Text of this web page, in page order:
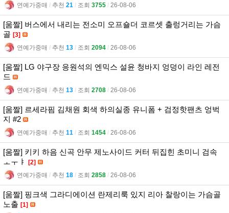
연예가중매 l 추천 21 l 조회 3755 l 26-08-06
[움짤] 버스에서 내리는 전소미 오프숄더 코르셋 출렁거리는 가슴
골 [3]
연예가중매 l 추천 13 l 조회 2094 l 26-08-06
[움짤] LG 야구장 응원석의 엔믹스 설윤 청바지 엉덩이 라인 레전
드
연예가중매 l 추천 13 l 조회 2708 l 26-08-06
[움짤] 르세라핌 김채원 회색 하의실종 유니폼 + 검정핫팬츠 엉벅
지 #2
연예가중매 l 추천 11 l 조회 1454 l 26-08-06
[움짤] 키키 하음 신곡 안무 제노사이드 커터 뒤집힌 초미니 검속
ㅗㅜㅑ
[2]
연예가중매 l 추천 18 l 조회 2858 l 26-08-06
[움짤] 핑크색 그라디에이션 란제리룩 있지 리아 찰랑이는 가슴골
노출 [1]